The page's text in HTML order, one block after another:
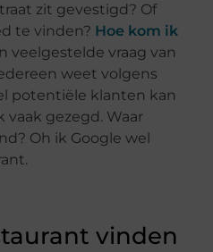
zit gevestigd? Of
te vinden? Hoe kom ik
veelgestelde vraag van
weet volgens
potentiële klanten kan
gezegd. Waar
Oh ik Google wel
vinden